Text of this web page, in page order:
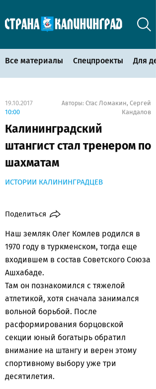
Все материалы Спецпроекты Для
19.10.2017
10:00
Авторы: Стас Ломакин, Сергей
Кандалов
Калининградский
штангист стал тренером по
шахматам
ИСТОРИИ КАЛИНИНГРАДЦЕВ
Поделиться
Наш земляк Олег Комлев родился в
1970 году в туркменском, тогда еще
входившем в состав Советского Союза
Ашхабаде.
Там он познакомился с тяжелой
атлетикой, хотя сначала занимался
вольной борьбой. После
расформирования борцовской
секции юный богатырь обратил
внимание на штангу и верен этому
спортивному выбору уже три
десятилетия.